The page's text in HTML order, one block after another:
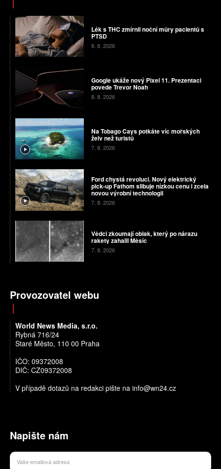
Lék s THC zmírnil noční můry pacientů s
PTSD
8. 8. 2026
Google ukáže nový Pixel 11. Prezentaci
povede Trevor Noah
8. 8. 2026
Na Tobago Cays potkáte víc mořských
želv než turistů
7. 8. 2026
Ford chystá revoluci. Nový elektrický
pick-up Fathom slibuje nízkou cenu i zcela
novou výrobní technologii
7. 8. 2026
Vědci zkoumají oblak, který po nárazu
rakety zahalil Měsíc
7. 8. 2026
Provozovatel webu
World News Media, s.r.o.
Rybná 716/24
Staré Město, 110 00 Praha
IČO: 09372008
DIČ: CZ09372008
V případě dotazů na redakci pište na info@wn24.cz
Napište nám